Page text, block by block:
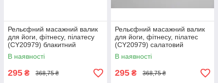
Рельєфний масажний валик
для йоги, фітнесу, пілатесу
(CY20979) блакитний
В наявності
295 ₴ 368,75 ₴
Рельєфний масажний валик
для йоги, фітнесу, пілатес
(CY20979) салатовий
В наявності
295 ₴ 368,75 ₴